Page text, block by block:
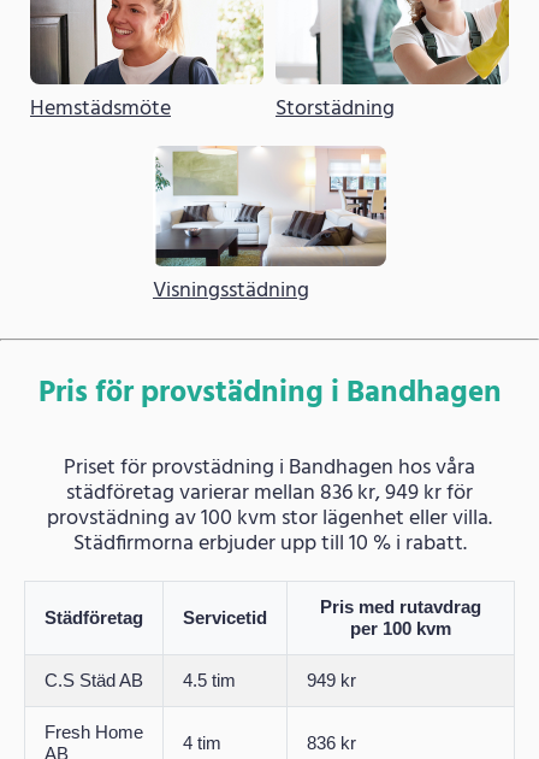
Hemstädsmöte Storstädning
Visningsstädning
Pris för provstädning i Bandhagen
Priset för provstädning i Bandhagen hos våra
städföretag varierar mellan 836 kr, 949 kr för
provstädning av 100 kvm stor lägenhet eller villa.
Städfirmorna erbjuder upp till 10 % i rabatt.
Städföretag Servicetid
Pris med rutavdrag
per 100 kvm
C.S Städ AB 4.5 tim 949 kr
Fresh Home
AB
4 tim 836 kr